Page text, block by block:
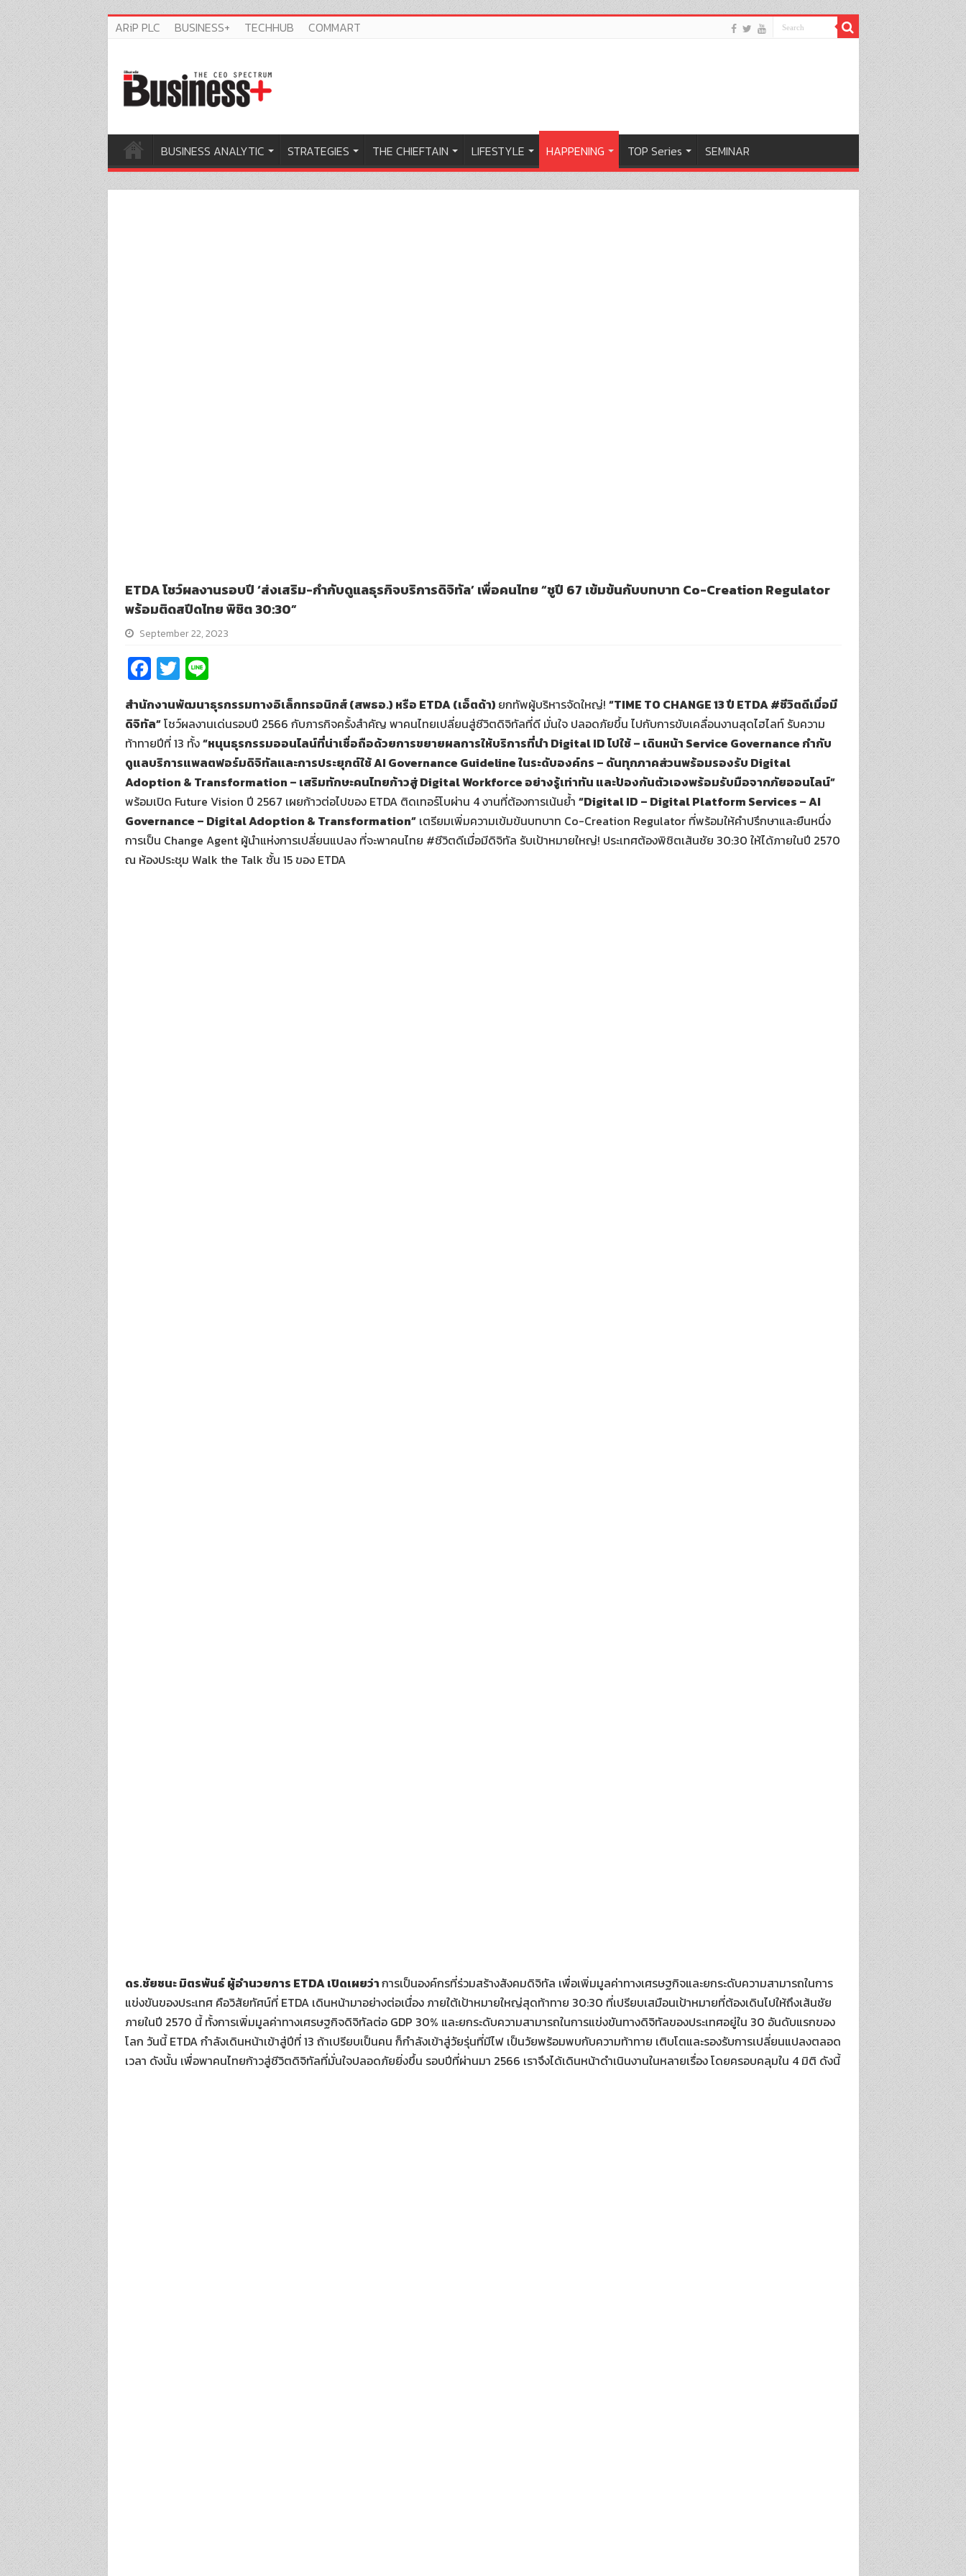
ARiP PLC BUSINESS+ TECHHUB COMMART
BUSINESS ANALYTIC STRATEGIES THE CHIEFTAIN LIFESTYLE HAPPENING TOP Series SEMINAR
ETDA โชว์ผลงานรอบปี ‘ส่งเสริม-กำกับดูแลธุรกิจบริการดิจิทัล’ เพื่อคนไทย “ชูปี 67 เข้มข้นกับบทบาท Co-Creation Regulator
พร้อมติดสปีดไทย พิชิต 30:30”
September 22, 2023
Fa
ce
b
o
o
k
T
wi
tt
er
Li
e
สำนักงานพัฒนาธุรกรรมทางอิเล็กทรอนิกส์ (สพธอ.) หรือ ETDA (เอ็ตด้า) ยกทัพผู้บริหารจัดใหญ่! “TIME TO CHANGE 13 ปี ETDA #ชีวิตดีเมื่อมี
ดิจิทัล”โชว์ผลงานเด่นรอบปี 2566 กับภารกิจครั้งสำคัญ พาคนไทยเปลี่ยนสู่ชีวิตดิจิทัลที่ดี มั่นใจ ปลอดภัยขึ้น ไปกับการขับเคลื่อนงานสุดไฮไลท์ รับความ
ท้าทายปีที่ 13 ทั้ง“หนุนธุรกรรมออนไลน์ที่น่าเชื่อถือด้วยการขยายผลการให้บริการที่นำ Digital ID ไปใช้ – เดินหน้า Service Governance กำกับ
ดูแลบริการแพลตฟอร์มดิจิทัลและการประยุกต์ใช้ AI Governance Guideline ในระดับองค์กร – ดันทุกภาคส่วนพร้อมรองรับ Digital
Adoption & Transformation – เสริมทักษะคนไทยก้าวสู่ Digital Workforce อย่างรู้เท่าทัน และป้องกันตัวเองพร้อมรับมือจากภัยออนไลน์”
พร้อมเปิด Future Vision ปี 2567 เผยก้าวต่อไปของ ETDA ติดเทอร์โบผ่าน 4 งานที่ต้องการเน้นย้ำ “Digital ID – Digital Platform Services – AI
Governance – Digital Adoption & Transformation”เตรียมเพิ่มความเข้มข้นบทบาท Co-Creation Regulator ที่พร้อมให้คำปรึกษาและยืนหนึ่ง
การเป็น Change Agent ผู้นำแห่งการเปลี่ยนแปลง ที่จะพาคนไทย #ชีวิตดีเมื่อมีดิจิทัล รับเป้าหมายใหญ่! ประเทศต้องพิชิตเส้นชัย 30:30 ให้ได้ภายในปี 2570
ณ ห้องประชุม Walk the Talk ชั้น 15 ของ ETDA
ดร.ชัยชนะ มิตรพันธ์ ผู้อำนวยการ ETDA เปิดเผยว่าการเป็นองค์กรที่ร่วมสร้างสังคมดิจิทัล เพื่อเพิ่มมูลค่าทางเศรษฐกิจและยกระดับความสามารถในการ
แข่งขันของประเทศ คือวิสัยทัศน์ที่ ETDA เดินหน้ามาอย่างต่อเนื่อง ภายใต้เป้าหมายใหญ่สุดท้าทาย 30:30 ที่เปรียบเสมือนเป้าหมายที่ต้องเดินไปให้ถึงเส้นชัย
ภายในปี 2570 นี้ ทั้งการเพิ่มมูลค่าทางเศรษฐกิจดิจิทัลต่อ GDP 30% และยกระดับความสามารถในการแข่งขันทางดิจิทัลของประเทศอยู่ใน 30 อันดับแรกของ
โลก วันนี้ ETDA กำลังเดินหน้าเข้าสู่ปีที่ 13 ถ้าเปรียบเป็นคน ก็กำลังเข้าสู่วัยรุ่นที่มีไฟ เป็นวัยพร้อมพบกับความท้าทาย เติบโตและรองรับการเปลี่ยนแปลงตลอด
เวลา ดังนั้น เพื่อพาคนไทยก้าวสู่ชีวิตดิจิทัลที่มั่นใจปลอดภัยยิ่งขึ้น รอบปีที่ผ่านมา 2566 เราจึงได้เดินหน้าดำเนินงานในหลายเรื่อง โดยครอบคลุมใน 4 มิติ ดังนี้